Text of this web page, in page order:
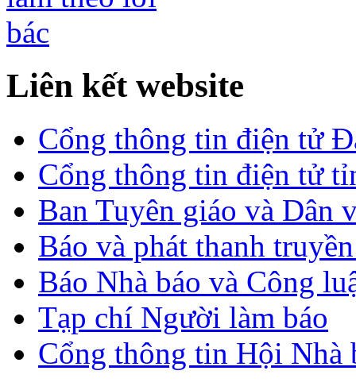
Liên kết website
Cổng thông tin điện tử
Cổng thông tin điện tử
Ban Tuyên giáo và Dân
Báo và phát thanh
Báo Nhà báo và Công
Tạp chí Người làm báo
Cổng thông tin Hội Nhà